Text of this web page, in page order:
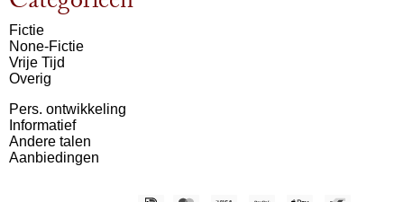
Fictie
None-Fictie
Vrije Tijd
Overig
Pers. ontwikkeling
Informatief
Andere talen
Aanbiedingen